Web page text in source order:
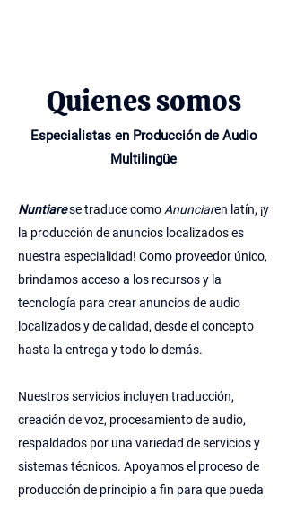
Quienes somos
Especialistas en Producción de Audio
Multilingüe
Nuntiarese traduce como Anunciaren latín, ¡y
la producción de anuncios localizados es
nuestra especialidad! Como proveedor único,
brindamos acceso a los recursos y la
tecnología para crear anuncios de audio
localizados y de calidad, desde el concepto
hasta la entrega y todo lo demás.
Nuestros servicios incluyen traducción,
creación de voz, procesamiento de audio,
respaldados por una variedad de servicios y
sistemas técnicos. Apoyamos el proceso de
producción de principio a fin para que pueda